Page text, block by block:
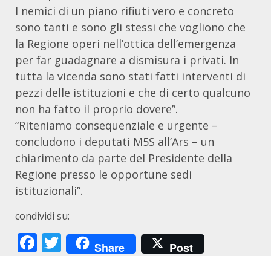
I nemici di un piano rifiuti vero e concreto
sono tanti e sono gli stessi che vogliono che
la Regione operi nell’ottica dell’emergenza
per far guadagnare a dismisura i privati. In
tutta la vicenda sono stati fatti interventi di
pezzi delle istituzioni e che di certo qualcuno
non ha fatto il proprio dovere”.
“Riteniamo consequenziale e urgente –
concludono i deputati M5S all’Ars – un
chiarimento da parte del Presidente della
Regione presso le opportune sedi
istituzionali”.
condividi su:
Facebook
Twitter
Share Post